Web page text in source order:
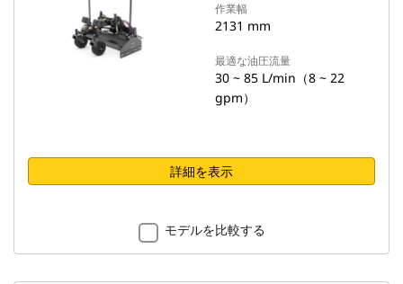
作業幅
2131 mm
最適な油圧流量
30 ~ 85 L/min（8 ~ 22
gpm）
詳細を表示
モデルを比較する